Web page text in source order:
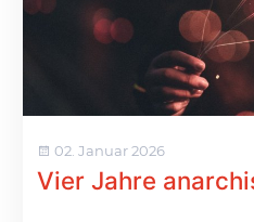
02. Januar 2026
Vier Jahre